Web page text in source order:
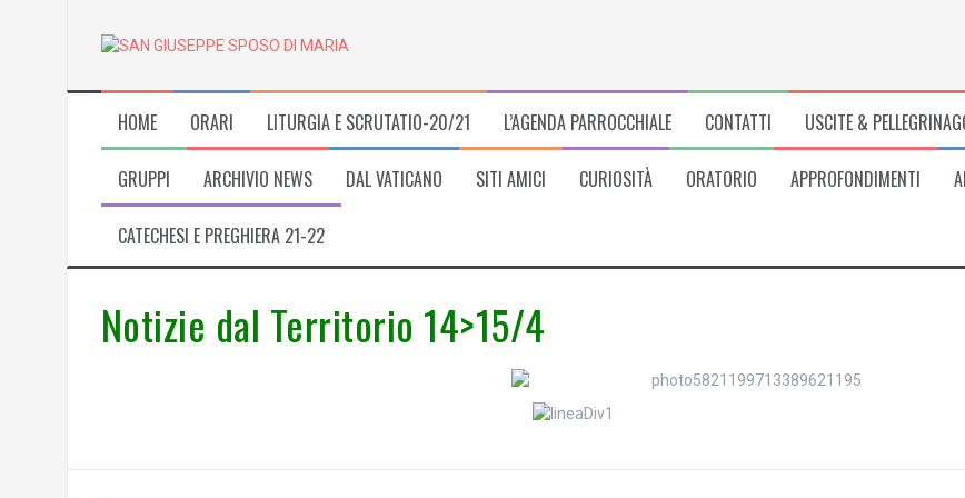
HOME ORARI LITURGIA E SCRUTATIO-20/21 L’AGENDA PARROCCHIALE CONTATTI USCITE &
GRUPPI ARCHIVIO NEWS DAL VATICANO SITI AMICI CURIOSITÀ ORATORIO APPROFONDIMENTI
CATECHESI E PREGHIERA 21-22
Notizie dal Territorio 14>15/4